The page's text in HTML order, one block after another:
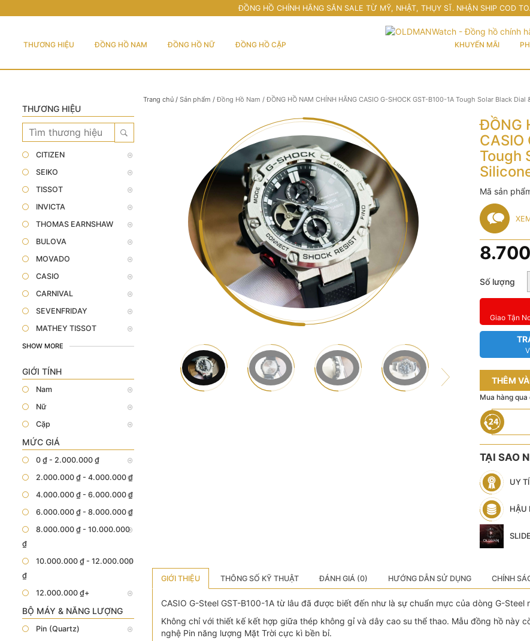
ĐỒNG HỒ CHÍNH HÃNG SĂN SALE TỪ MỸ, NHẬT, THỤY SĨ. NHẬN SHIP COD
THƯƠNG HIỆU ĐỒNG HỒ NAM ĐỒNG HỒ NỮ ĐỒNG HỒ CẶP KHUYẾN MÃI
THƯƠNG HIỆU
CITIZEN
SEIKO
TISSOT
INVICTA
THOMAS EARNSHAW
BULOVA
MOVADO
CASIO
CARNIVAL
SEVENFRIDAY
MATHEY TISSOT
SHOW MORE
GIỚI TÍNH
Nam
Nữ
Cặp
MỨC GIÁ
0 ₫ - 2.000.000 ₫
2.000.000 ₫ - 4.000.000 ₫
4.000.000 ₫ - 6.000.000 ₫
6.000.000 ₫ - 8.000.000 ₫
8.000.000 ₫ - 10.000.000
₫
10.000.000 ₫ - 12.000.000
₫
12.000.000 ₫+
BỘ MÁY & NĂNG LƯỢNG
Pin (Quartz)
Trang chủ/ Sản phẩm / Đồng Hồ Nam / ĐỒNG HỒ NAM CHÍNH HÃNG CASIO G-SHOCK GST-B100-1A Tough Solar Black
ĐỒNG
CASIO
Tough
Mã sản
Số lượng
Giao Tận
THÊM
Mua hàng
TẠI SAO
UY
HẬU
GIỚI THIỆU THÔNG SỐ KỸ THUẬT ĐÁNH GIÁ (0) HƯỚNG DẪN SỬ DỤNG CHÍNH
CASIO G-Steel GST-B100-1A từ lâu đã được biết đến như là sự chuẩn mực của dòng G-Steel
Không chỉ với thiết kế kết hợp giữa thép không gỉ và dây cao su thể thao. Mẫu đồng hồ này
nghệ Pin năng lượng Mặt Trời cực kì bền bỉ.